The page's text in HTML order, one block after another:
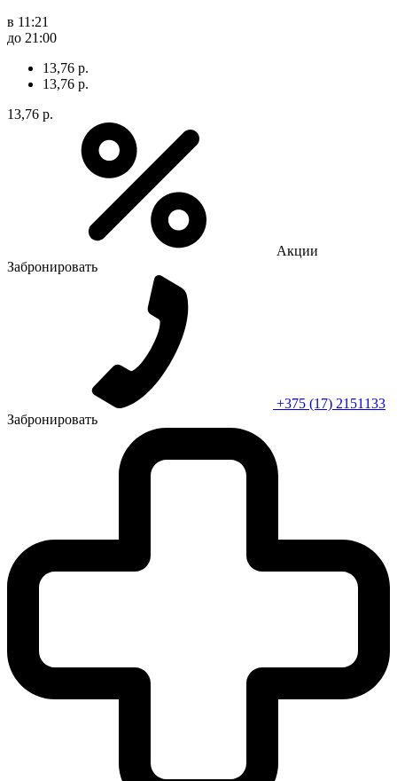
в 11:21
до 21:00
13,76 р.
13,76 р.
13,76 р.
Акции
Забронировать
+375 (17) 2151133
Забронировать